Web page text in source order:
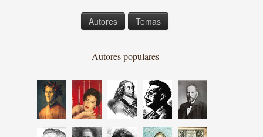
Autores Temas
Autores populares